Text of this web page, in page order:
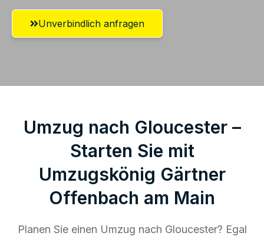
Unverbindlich anfragen
Umzug nach Gloucester –
Starten Sie mit
Umzugskönig Gärtner
Offenbach am Main
Planen Sie einen Umzug nach Gloucester? Egal